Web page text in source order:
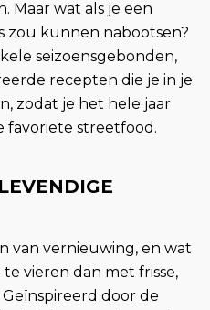
Maar wat als je een
zou kunnen nabootsen?
seizoensgebonden,
recepten die je in je
zodat je het hele jaar
favoriete streetfood.
van vernieuwing, en wat
vieren dan met frisse,
door de